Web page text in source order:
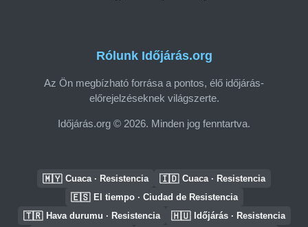
Rólunk Időjárás.org
Az Ön megbízható forrása a pontos, élő időjárás-
előrejelzéseknek világszerte.
Időjárás.org © 2026. Minden jog fenntartva.
🇲🇾 Cuaca · Resistencia 🇮🇩 Cuaca · Resistencia
🇪🇸 El tiempo · Ciudad de Resistencia
🇹🇷 Hava durumu · Resistencia 🇭🇺 Időjárás · Resistencia